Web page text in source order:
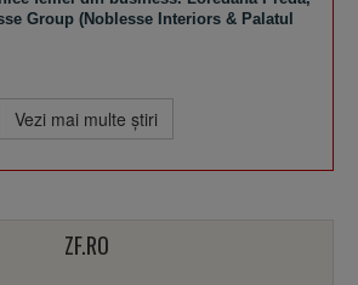
Group (Noblesse Interiors & Palatul
Vezi mai multe ştiri
ZF.RO